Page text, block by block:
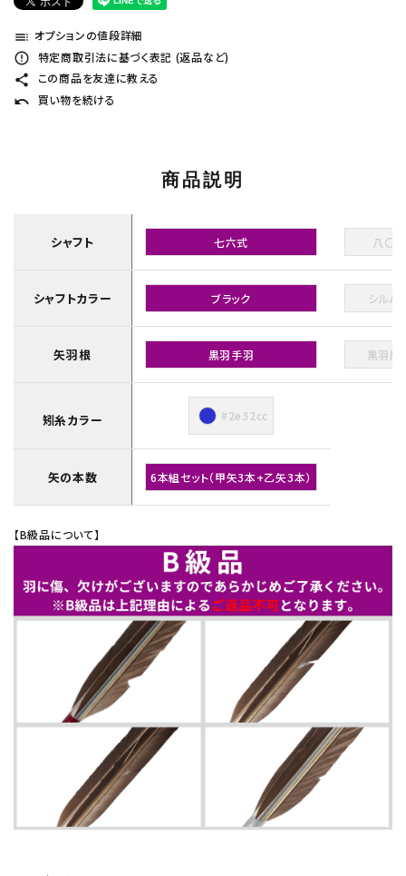
toc オプションの値段詳細
error_outline 特定商取引法に基づく表記 (返品など)
share この商品を友達に教える
undo 買い物を続ける
商品説明
シャフト 七六式 八〇
シャフトカラー ブラック シルバ
矢羽根 黒羽手羽 黒羽尾
矧糸カラー #2e32cc
矢の本数 6本組セット（甲矢3本+乙矢3本）
【B級品について】